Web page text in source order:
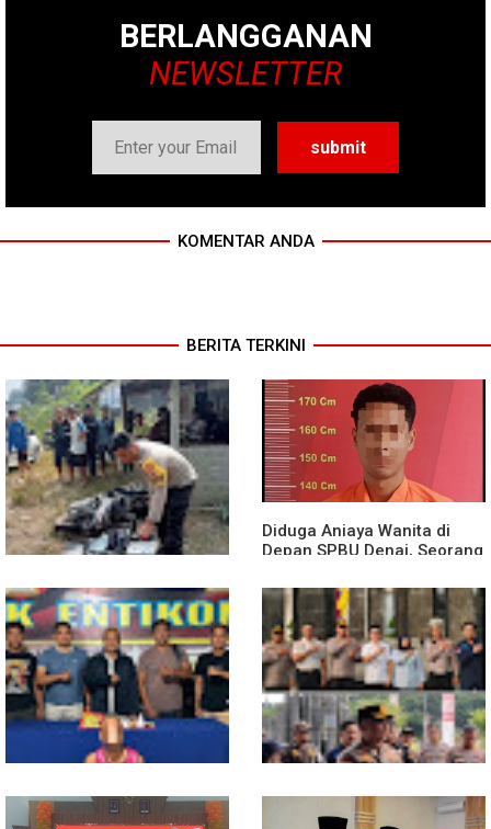
BERLANGGANAN
NEWSLETTER
KOMENTAR ANDA
BERITA TERKINI
Truk Kontainer Oleng Tabrak
Vario, Warga Kapuas
Meninggal di Dusun Mak
Tampong
Diduga Aniaya Wanita di
Depan SPBU Denai, Seorang
Medan Area